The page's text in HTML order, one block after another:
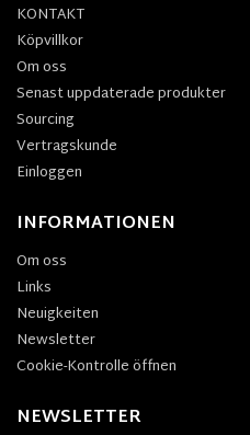
KONTAKT
Köpvillkor
Om oss
Senast uppdaterade produkter
Sourcing
Vertragskunde
Einloggen
INFORMATIONEN
Om oss
Links
Neuigkeiten
Newsletter
Cookie-Kontrolle öffnen
NEWSLETTER